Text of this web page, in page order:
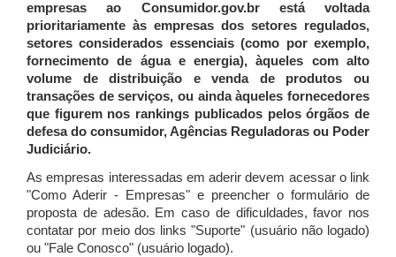
empresas ao Consumidor.gov.br está voltada
prioritariamente às empresas dos setores regulados,
setores considerados essenciais (como por exemplo,
fornecimento de água e energia), àqueles com alto
volume de distribuição e venda de produtos ou
transações de serviços, ou ainda àqueles fornecedores
que figurem nos rankings publicados pelos órgãos de
defesa do consumidor, Agências Reguladoras ou Poder
Judiciário.
As empresas interessadas em aderir devem acessar o link
"Como Aderir - Empresas" e preencher o formulário de
proposta de adesão. Em caso de dificuldades, favor nos
contatar por meio dos links "Suporte" (usuário não logado)
ou "Fale Conosco" (usuário logado).